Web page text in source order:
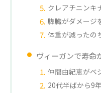
クレアチニンキ
膵臓がダメージ
体重が減ったの
ヴィーガンで寿命
仲間由紀恵がベ
20代半ばから9